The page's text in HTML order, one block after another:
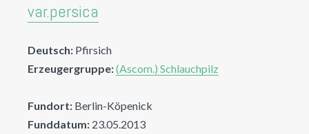
var.persica
Deutsch: Pfirsich
Erzeugergruppe:(Ascom.) Schlauchpilz
Fundort: Berlin-Köpenick
Funddatum: 23.05.2013